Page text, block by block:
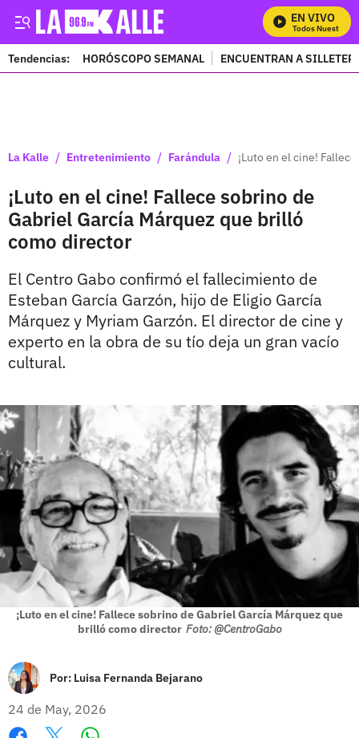
EN VIVO
Mira Todos Nuestros
Tendencias: HORÓSCOPO SEMANAL ENCUENTRAN A
La Kalle / Entretenimiento / Farándula / ¡Luto en el cine!
¡Luto en el cine! Fallece sobrino de
Gabriel García Márquez que brilló
como director
El Centro Gabo confirmó el fallecimiento de
Esteban García Garzón, hijo de Eligio García
Márquez y Myriam Garzón. El director de cine y
experto en la obra de su tío deja un gran vacío
cultural.
¡Luto en el cine! Fallece sobrino de Gabriel García Márquez que
brilló como director Foto: @CentroGabo
Por: Luisa Fernanda Bejarano
24 de May, 2026